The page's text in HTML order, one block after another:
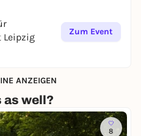
Leipzig
Zum Event
ANZEIGEN
as well?
8